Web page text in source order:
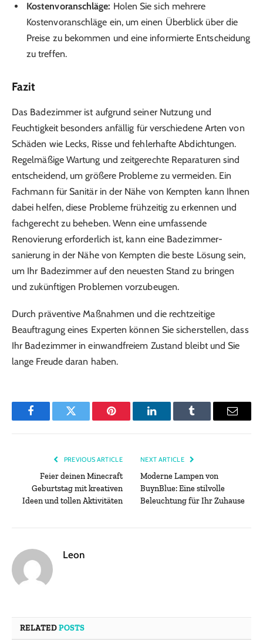
Kostenvoranschläge: Holen Sie sich mehrere
Kostenvoranschläge ein, um einen Überblick über die
Preise zu bekommen und eine informierte Entscheidung
zu treffen.
Fazit
Das Badezimmer ist aufgrund seiner Nutzung und
Feuchtigkeit besonders anfällig für verschiedene Arten von
Schäden wie Lecks, Risse und fehlerhafte Abdichtungen.
Regelmäßige Wartung und zeitgerechte Reparaturen sind
entscheidend, um größere Probleme zu vermeiden. Ein
Fachmann für Sanitär in der Nähe von Kempten kann Ihnen
dabei helfen, diese Probleme frühzeitig zu erkennen und
fachgerecht zu beheben. Wenn eine umfassende
Renovierung erforderlich ist, kann eine Badezimmer­
sanierung in der Nähe von Kempten die beste Lösung sein,
um Ihr Badezimmer auf den neuesten Stand zu bringen
und zukünftigen Problemen vorzubeugen.
Durch präventive Maßnahmen und die rechtzeitige
Beauftragung eines Experten können Sie sicherstellen, dass
Ihr Badezimmer in einwandfreiem Zustand bleibt und Sie
lange Freude daran haben.
FacebookTwitter Pinterest LinkedInTumblr Email
PREVIOUS ARTICLE
Feier deinen Minecraft
Geburtstag mit kreativen
Ideen und tollen Aktivitäten
NEXT ARTICLE
Moderne Lampen von
BuynBlue: Eine stilvolle
Beleuchtung für Ihr Zuhause
Leon
RELATEDPOSTS